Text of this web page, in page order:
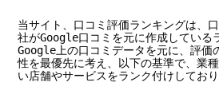
当サイト、口コミ評価ランキングは、
社がGoogle口コミを元に作成している
Google上の口コミデータを元に、評価
性を最優先に考え、以下の基準で、業
い店舗やサービスをランク付けしており